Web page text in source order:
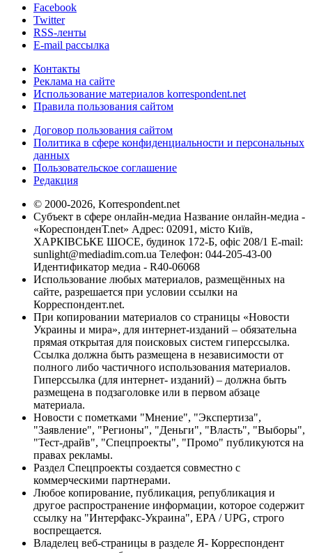
Facebook
Twitter
RSS-ленты
E-mail рассылка
Контакты
Реклама на сайте
Использование материалов korrespondent.net
Правила пользования сайтом
Договор пользования сайтом
Политика в сфере конфиденциальности и персональных
данных
Пользовательское соглашение
Редакция
© 2000-2026, Korrespondent.net
Субъект в сфере онлайн-медиа Название онлайн-медиа -
«КореспонденТ.net» Адрес: 02091, місто Київ,
ХАРКІВСЬКЕ ШОСЕ, будинок 172-Б, офіс 208/1 E-mail:
sunlight@mediadim.com.ua Телефон: 044-205-43-00
Идентификатор медиа - R40-06068
Использование любых материалов, размещённых на
сайте, разрешается при условии ссылки на
Корреспондент.net.
При копировании материалов со страницы «Новости
Украины и мира», для интернет-изданий – обязательна
прямая открытая для поисковых систем гиперссылка.
Ссылка должна быть размещена в независимости от
полного либо частичного использования материалов.
Гиперссылка (для интернет- изданий) – должна быть
размещена в подзаголовке или в первом абзаце
материала.
Новости с пометками "Мнение", "Экспертиза",
"Заявление", "Регионы", "Деньги", "Власть", "Выборы",
"Тест-драйв", "Спецпроекты", "Промо" публикуются на
правах рекламы.
Раздел Спецпроекты создается совместно с
коммерческими партнерами.
Любое копирование, публикация, републикация и
другое распространение информации, которое содержит
ссылку на "Интерфакс-Украина", EPA / UPG, строго
воспрещается.
Владелец веб-страницы в разделе Я- Корреспондент